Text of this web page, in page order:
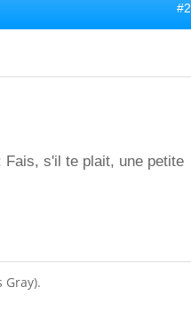
#2
Fais, s'il te plait, une petite